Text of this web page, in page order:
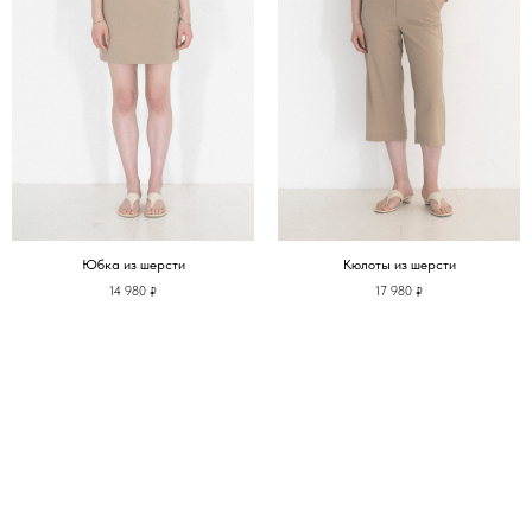
Юбка из шерсти
14 980 ₽
Кюлоты из шерсти
17 980 ₽